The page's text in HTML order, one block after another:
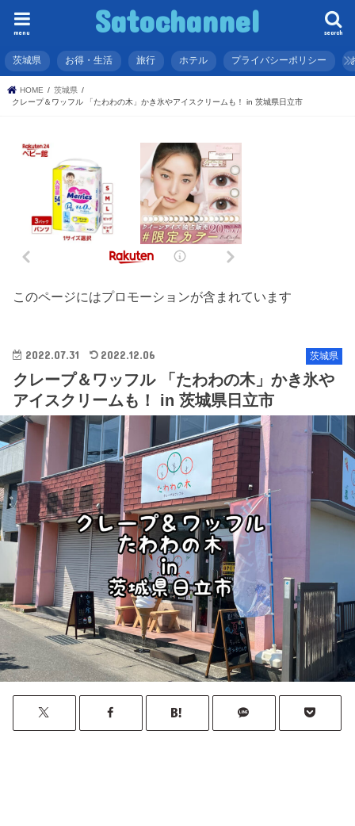
Satochannel search
menu
茨城県 お得・生活 旅行 ホテル プライバシーポリシー
HOME
茨城県
クレープ＆ワッフル 「たわわの木」かき氷やアイスクリームも！ in 茨城県日立市
このページにはプロモーションが含まれています
茨城県
2022.07.31 2022.12.06
クレープ＆ワッフル 「たわわの木」かき氷や
アイスクリームも！ in 茨城県日立市